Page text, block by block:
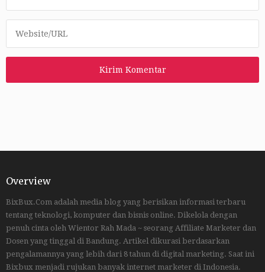
Overview
BixBux.Com adalah media blog yang berisikan informasi terbaru
tentang teknologi, komputer dan bisnis online. Dikelola dengan
penuh cinta oleh Wientor Rah Mada ~ seorang Affiliate Marketer dan
Dosen yang tinggal di Bandung. Artikel dikurasi berdasarkan
pengalamannya yang lebih dari 8 tahun di digital marketing. Saat ini
Bixbux menjadi rujukan banyak internet marketer di Indonesia.